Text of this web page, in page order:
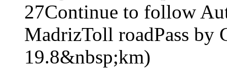
27Continue to follow
MadrizToll roadPass by
19.8&nbsp;km)